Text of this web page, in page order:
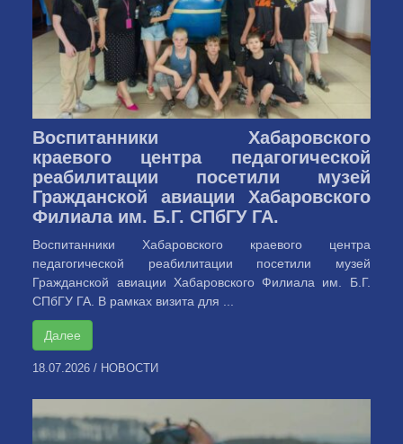
Воспитанники Хабаровского
краевого центра педагогической
реабилитации посетили музей
Гражданской авиации Хабаровского
Филиала им. Б.Г. СПбГУ ГА.
Воспитанники Хабаровского краевого центра
педагогической реабилитации посетили музей
Гражданской авиации Хабаровского Филиала им. Б.Г.
СПбГУ ГА. В рамках визита для ...
Далее
18.07.2026 / НОВОСТИ